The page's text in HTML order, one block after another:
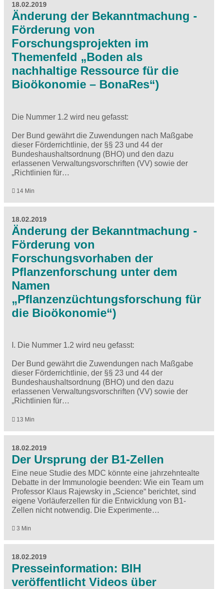
18.02.2019
Änderung der Bekanntmachung -
Förderung von
Forschungsprojekten im
Themenfeld „Boden als
nachhaltige Ressource für die
Bioökonomie – BonaRes“)
Die Nummer 1.2 wird neu gefasst:
Der Bund gewährt die Zuwendungen nach Maßgabe
dieser Förderrichtlinie, der §§ 23 und 44 der
Bundeshaushaltsordnung (BHO) und den dazu
erlassenen Verwaltungsvorschriften (VV) sowie der
„Richtlinien für…
14 Min
18.02.2019
Änderung der Bekanntmachung -
Förderung von
Forschungsvorhaben der
Pflanzenforschung unter dem
Namen
„Pflanzenzüchtungsforschung für
die Bioökonomie“)
I. Die Nummer 1.2 wird neu gefasst:
Der Bund gewährt die Zuwendungen nach Maßgabe
dieser Förderrichtlinie, der §§ 23 und 44 der
Bundeshaushaltsordnung (BHO) und den dazu
erlassenen Verwaltungsvorschriften (VV) sowie der
„Richtlinien für…
13 Min
18.02.2019
Der Ursprung der B1-Zellen
Eine neue Studie des MDC könnte eine jahrzehntealte
Debatte in der Immunologie beenden: Wie ein Team um
Professor Klaus Rajewsky in „Science“ berichtet, sind
eigene Vorläuferzellen für die Entwicklung von B1-
Zellen nicht notwendig. Die Experimente…
3 Min
18.02.2019
Presseinformation: BIH
veröffentlicht Videos über